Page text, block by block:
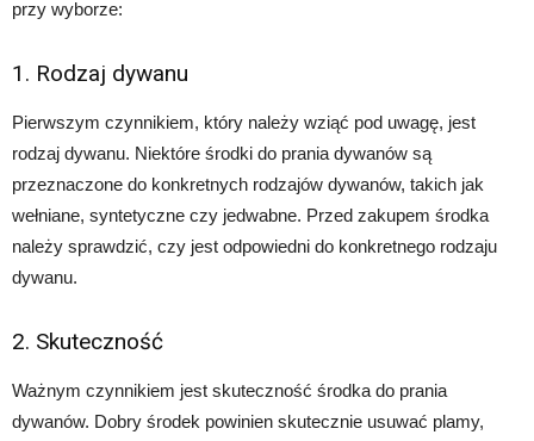
przy wyborze:
1. Rodzaj dywanu
Pierwszym czynnikiem, który należy wziąć pod uwagę, jest
rodzaj dywanu. Niektóre środki do prania dywanów są
przeznaczone do konkretnych rodzajów dywanów, takich jak
wełniane, syntetyczne czy jedwabne. Przed zakupem środka
należy sprawdzić, czy jest odpowiedni do konkretnego rodzaju
dywanu.
2. Skuteczność
Ważnym czynnikiem jest skuteczność środka do prania
dywanów. Dobry środek powinien skutecznie usuwać plamy,